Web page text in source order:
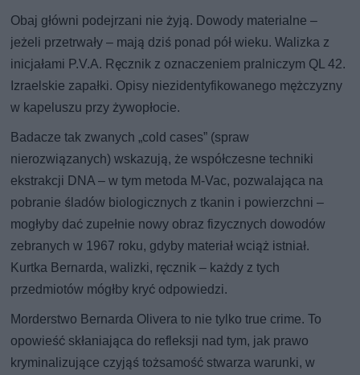
Obaj główni podejrzani nie żyją. Dowody materialne –
jeżeli przetrwały – mają dziś ponad pół wieku. Walizka z
inicjałami P.V.A. Ręcznik z oznaczeniem pralniczym QL 42.
Izraelskie zapałki. Opisy niezidentyfikowanego mężczyzny
w kapeluszu przy żywopłocie.
Badacze tak zwanych „cold cases” (spraw
nierozwiązanych) wskazują, że współczesne techniki
ekstrakcji DNA – w tym metoda M-Vac, pozwalająca na
pobranie śladów biologicznych z tkanin i powierzchni –
mogłyby dać zupełnie nowy obraz fizycznych dowodów
zebranych w 1967 roku, gdyby materiał wciąż istniał.
Kurtka Bernarda, walizki, ręcznik – każdy z tych
przedmiotów mógłby kryć odpowiedzi.
Morderstwo Bernarda Olivera to nie tylko true crime. To
opowieść skłaniająca do refleksji nad tym, jak prawo
kryminalizujące czyjąś tożsamość stwarza warunki, w